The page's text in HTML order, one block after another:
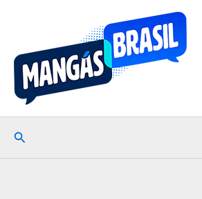
conteúdo
Pesquisar